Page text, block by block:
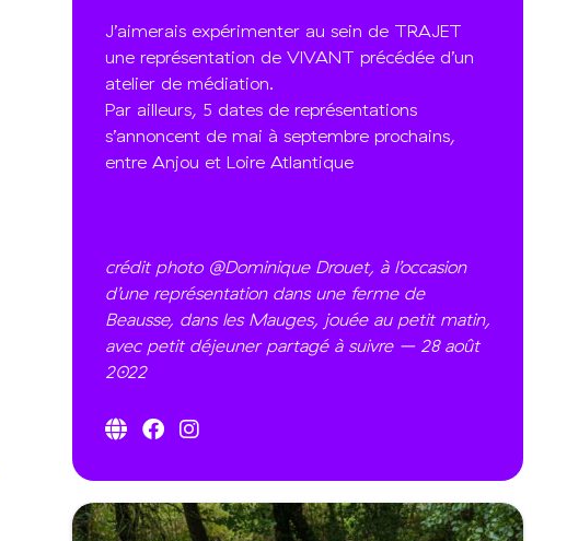
J’aimerais expérimenter au sein de TRAJET
une représentation de VIVANT précédée d’un
atelier de médiation.
Par ailleurs, 5 dates de représentations
s’annoncent de mai à septembre prochains,
entre Anjou et Loire Atlantique
crédit photo @Dominique Drouet, à l’occasion
d’une représentation dans une ferme de
Beausse, dans les Mauges, jouée au petit matin,
avec petit déjeuner partagé à suivre – 28 août
2022